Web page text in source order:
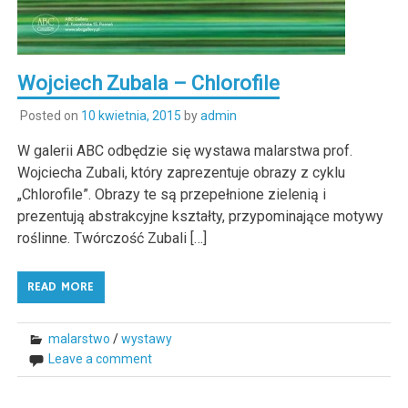
Wojciech Zubala – Chlorofile
Posted on 10 kwietnia, 2015 byadmin
W galerii ABC odbędzie się wystawa malarstwa prof.
Wojciecha Zubali, który zaprezentuje obrazy z cyklu
„Chlorofile”. Obrazy te są przepełnione zielenią i
prezentują abstrakcyjne kształty, przypominające motywy
roślinne. Twórczość Zubali […]
READ MORE
malarstwo /wystawy
Leave a comment